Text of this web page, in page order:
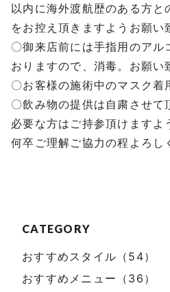
CATEGORY
おすすめスタイル（54）
おすすめメニュー（36）
以内に海外渡航歴のある方と
をお控え頂きますようお願い
〇御来店前には手指用のアル
おりますので、消毒。お願い
〇お客様の施術中のマスク着
〇飲み物の提供は自粛させて
必要な方はご持参頂けますよ
何卒ご理解ご協力の程よろし